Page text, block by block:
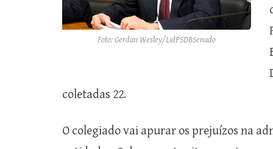
Foto: Gerdan Wesley/LidPSDBSenado
coletadas 22.
O colegiado vai apurar os prejuízos na